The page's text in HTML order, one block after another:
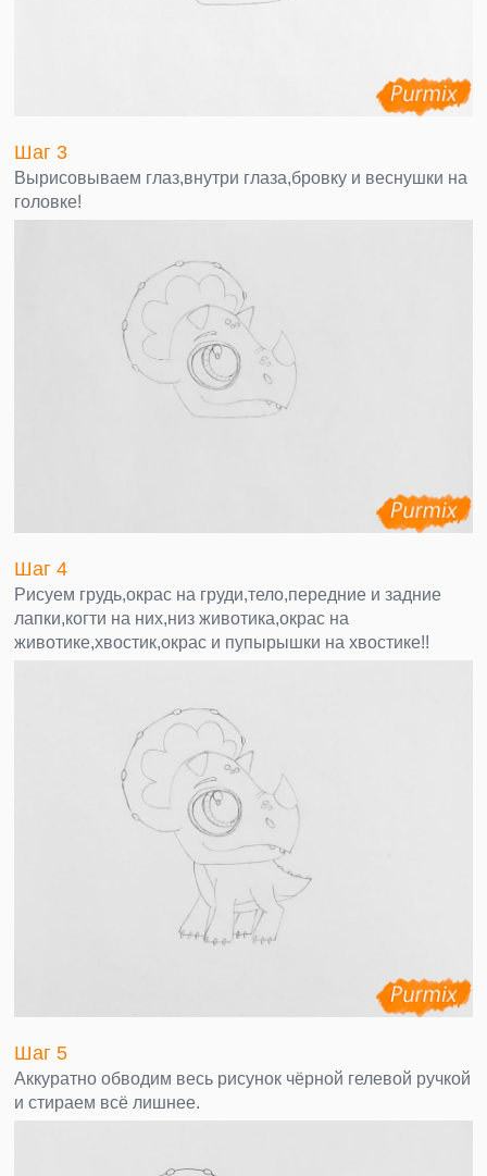
Шаг 3
Вырисовываем глаз,внутри глаза,бровку и веснушки на
головке!
Шаг 4
Рисуем грудь,окрас на груди,тело,передние и задние
лапки,когти на них,низ животика,окрас на
животике,хвостик,окрас и пупырышки на хвостике!!
Шаг 5
Аккуратно обводим весь рисунок чёрной гелевой ручкой
и стираем всё лишнее.